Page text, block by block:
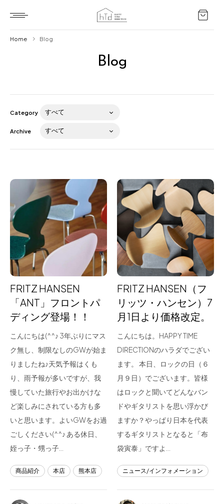
About us
for Business
Recruit
Contact
フラッグシップストア
0965-52-0323
熊本店
096-274-8175
Arv
0965-45-9282
Blog
Home Blog
Category
Archive
FRITZ HANSEN
「ANT」フロントパ
ディング登場！！
こんにちは(^^♪ 3年ぶりにマス
ク無し、制限なしのGWが始ま
りましたね♪天気予報はくも
り、雨予報が多いですが、我
慢していた旅行やお出かけな
ど楽しみにされている方も多
いと思います。よいGWをお過
ごしください(^^♪ ある休日、
姪っ子・甥っ子…
商品紹介 本店 熊本店
FRITZ HANSEN（フ
リッツ・ハンセン）7
月1日より価格改定。
こんにちは。HAPPY TIME
DIRECTIONのハラダでござい
ます。 本日、ロックの日（６
月９日）でございます。皆様
はロックと聞いてどんなバン
ドやギタリストを思い浮かび
ますか？やっぱり日本を代表
するギタリストとなると「布
袋寅泰」ですよ…
ニュース/インフォメーション